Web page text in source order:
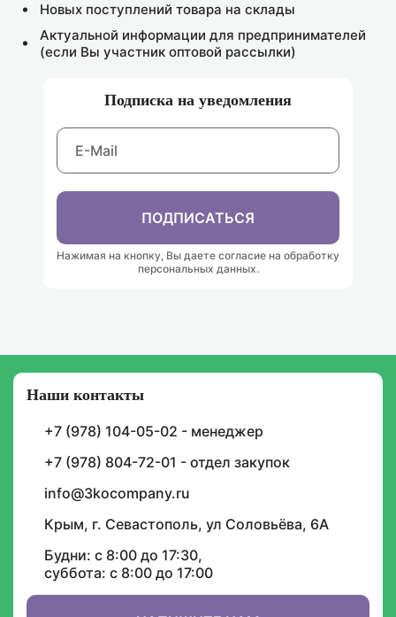
Новых поступлений товара на склады
Актуальной информации для предпринимателей
(если Вы участник оптовой рассылки)
Подписка на уведомления
ПОДПИСАТЬСЯ
Нажимая на кнопку, Вы даете согласие на обработку
персональных данных.
Наши контакты
+7 (978) 104-05-02 - менеджер
+7 (978) 804-72-01 - отдел закупок
info@3kocompany.ru
Крым, г. Севастополь, ул Соловьёва, 6А
Будни: с 8:00 до 17:30,
суббота: с 8:00 до 17:00
И будьте в курсе графика доставок, скидок,
ИНФОРМАЦИЯ